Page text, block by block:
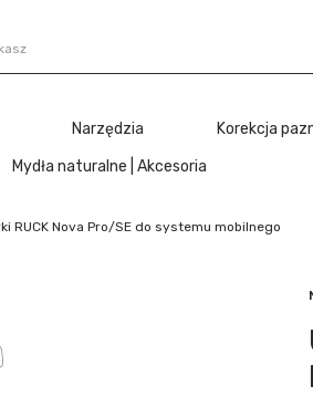
Narzędzia Korekcja
Mydła naturalne | Akcesoria
RUCK Nova Pro/SE do systemu mobilnego